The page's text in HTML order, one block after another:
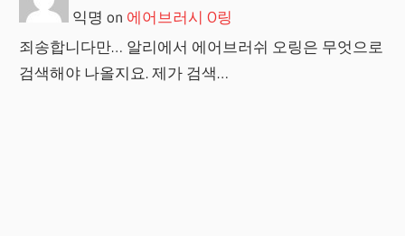
익명 on 에어브러시 O링
죄송합니다만… 알리에서 에어브러쉬 오링은 무엇으로
검색해야 나올지요. 제가 검색…